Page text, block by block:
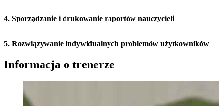
4. Sporządzanie i drukowanie raportów nauczycieli
5. Rozwiązywanie indywidualnych problemów użytkowników
Informacja o trenerze